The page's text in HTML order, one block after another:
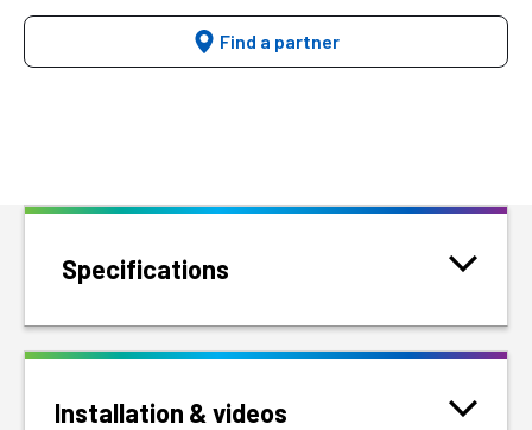
Find a partner
Specifications
Installation & videos